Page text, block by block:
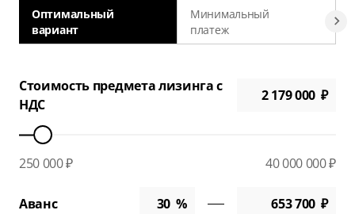
Оптимальный
вариант
Минимальный
платеж
Стоимость предмета лизинга с
НДС
250 000 ₽ 40 000 000 ₽
Аванс